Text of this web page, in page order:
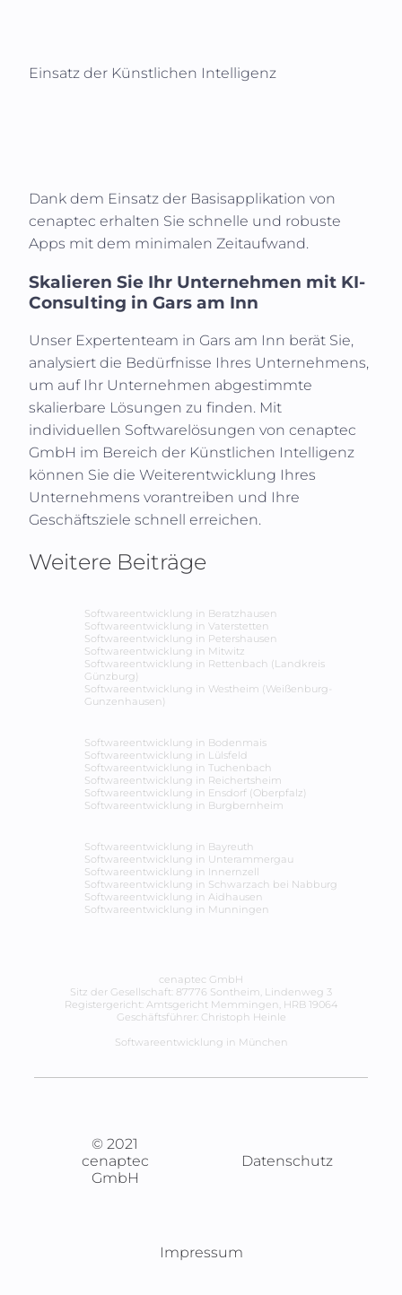
Einsatz der Künstlichen Intelligenz
Dank dem Einsatz der Basisapplikation von
cenaptec erhalten Sie schnelle und robuste
Apps mit dem minimalen Zeitaufwand.
Skalieren Sie Ihr Unternehmen mit KI-
Consulting in Gars am Inn
Unser Expertenteam in Gars am Inn berät Sie,
analysiert die Bedürfnisse Ihres Unternehmens,
um auf Ihr Unternehmen abgestimmte
skalierbare Lösungen zu finden. Mit
individuellen Softwarelösungen von cenaptec
GmbH im Bereich der Künstlichen Intelligenz
können Sie die Weiterentwicklung Ihres
Unternehmens vorantreiben und Ihre
Geschäftsziele schnell erreichen.
Weitere Beiträge
Softwareentwicklung in Beratzhausen
Softwareentwicklung in Vaterstetten
Softwareentwicklung in Petershausen
Softwareentwicklung in Mitwitz
Softwareentwicklung in Rettenbach (Landkreis
Günzburg)
Softwareentwicklung in Westheim (Weißenburg-
Gunzenhausen)
Softwareentwicklung in Bodenmais
Softwareentwicklung in Lülsfeld
Softwareentwicklung in Tuchenbach
Softwareentwicklung in Reichertsheim
Softwareentwicklung in Ensdorf (Oberpfalz)
Softwareentwicklung in Burgbernheim
Softwareentwicklung in Bayreuth
Softwareentwicklung in Unterammergau
Softwareentwicklung in Innernzell
Softwareentwicklung in Schwarzach bei Nabburg
Softwareentwicklung in Aidhausen
Softwareentwicklung in Munningen
cenaptec GmbH
Sitz der Gesellschaft: 87776 Sontheim, Lindenweg 3
Registergericht: Amtsgericht Memmingen, HRB 19064
Geschäftsführer: Christoph Heinle
Softwareentwicklung in München
© 2021
cenaptec
GmbH
Datenschutz
Impressum